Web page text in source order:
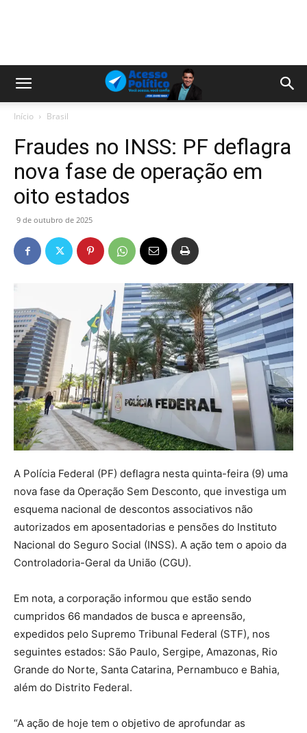
Início Brasil
Fraudes no INSS: PF deflagra
nova fase de operação em
oito estados
9 de outubro de 2025
A Polícia Federal (PF) deflagra nesta quinta-feira (9) uma
nova fase da Operação Sem Desconto, que investiga um
esquema nacional de descontos associativos não
autorizados em aposentadorias e pensões do Instituto
Nacional do Seguro Social (INSS). A ação tem o apoio da
Controladoria-Geral da União (CGU).
Em nota, a corporação informou que estão sendo
cumpridos 66 mandados de busca e apreensão,
expedidos pelo Supremo Tribunal Federal (STF), nos
seguintes estados: São Paulo, Sergipe, Amazonas, Rio
Grande do Norte, Santa Catarina, Pernambuco e Bahia,
além do Distrito Federal.
“A ação de hoje tem o objetivo de aprofundar as